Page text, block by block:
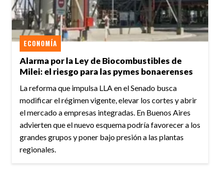
Alarma por la Ley de Biocombustibles de
Milei: el riesgo para las pymes bonaerenses
ECONOMÍA
La reforma que impulsa LLA en el Senado busca
modificar el régimen vigente, elevar los cortes y abrir
el mercado a empresas integradas. En Buenos Aires
advierten que el nuevo esquema podría favorecer a los
grandes grupos y poner bajo presión a las plantas
regionales.